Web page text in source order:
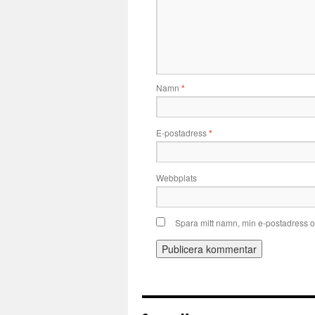
Namn *
E-postadress*
Webbplats
Spara mitt namn, min e-postadress